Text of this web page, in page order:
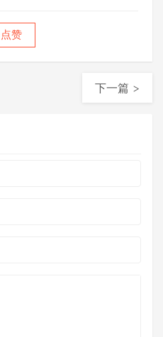
造者。
点赞
下一篇 >